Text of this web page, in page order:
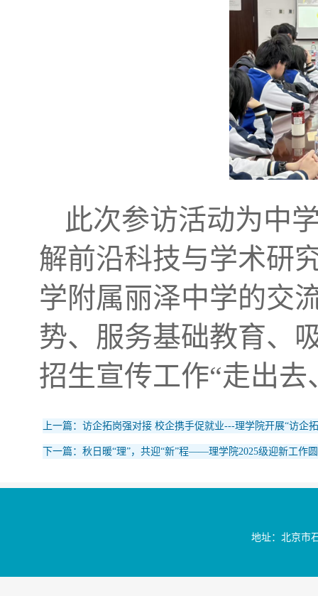
此次参访活动为中
解前沿科技与学术研
学附属丽泽中学的交
势、服务基础教育、
招生宣传工作“走出
上一篇：访企拓岗强对接 校企携手促就业---理学院开展“访企
下一篇：秋日暖“理”，共迎“新”程——理学院2025级迎新工作
地址：北京市